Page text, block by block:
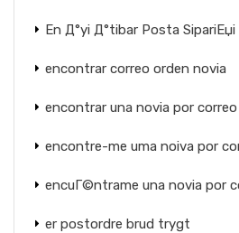
En Д°yi Д°tibar Posta SipariЕџi
encontrar correo orden novia
encontrar una novia por correo
encontre-me uma noiva por
encuГ©ntrame una novia por
er postordre brud trygt